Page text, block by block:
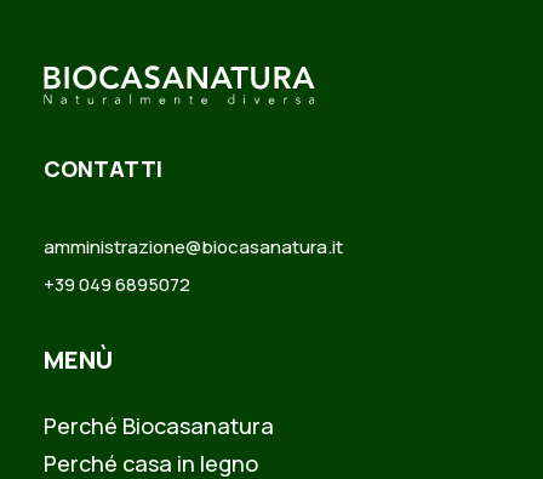
CONTATTI
amministrazione@biocasanatura.it
+39 049 6895072
MENÙ
Perché Biocasanatura
Perché casa in legno